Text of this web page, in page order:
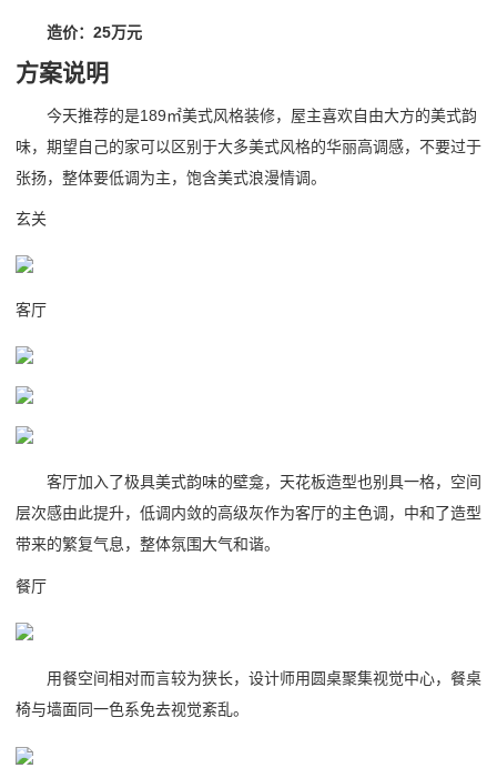
造价：25万元
方案说明
今天推荐的是189㎡美式风格装修，屋主喜欢自由大方的美式韵
味，期望自己的家可以区别于大多美式风格的华丽高调感，不要过于
张扬，整体要低调为主，饱含美式浪漫情调。
玄关
客厅
客厅加入了极具美式韵味的壁龛，天花板造型也别具一格，空间
层次感由此提升，低调内敛的高级灰作为客厅的主色调，中和了造型
带来的繁复气息，整体氛围大气和谐。
餐厅
用餐空间相对而言较为狭长，设计师用圆桌聚集视觉中心，餐桌
椅与墙面同一色系免去视觉紊乱。